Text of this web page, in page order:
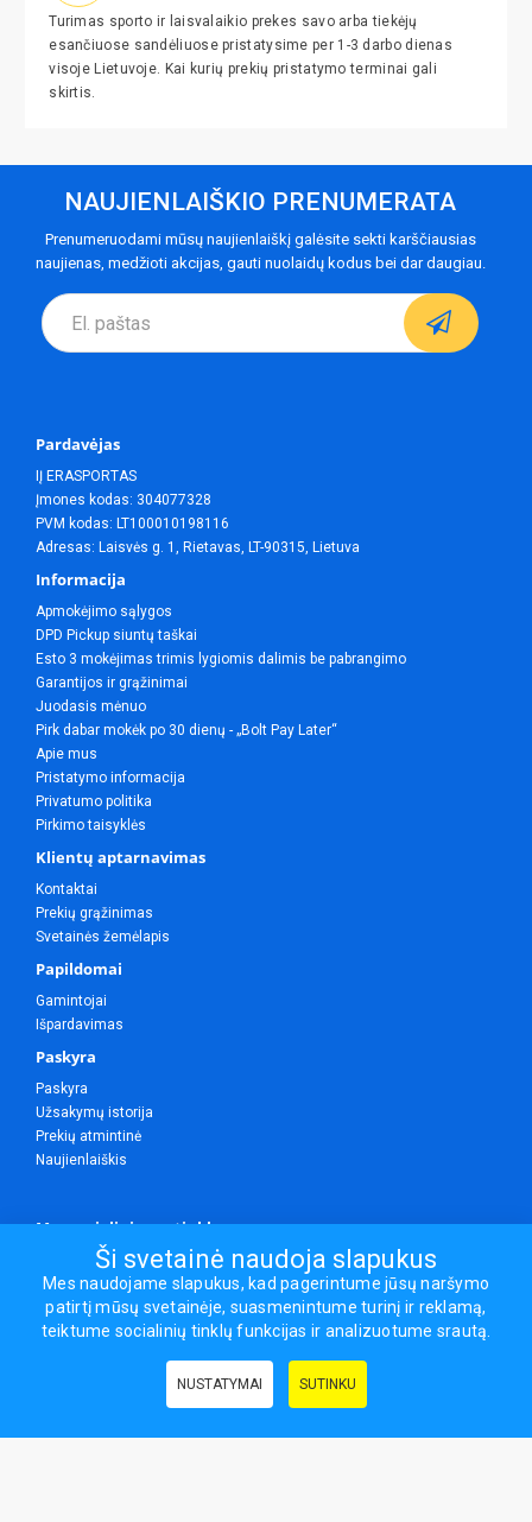
Turimas sporto ir laisvalaikio prekes savo arba tiekėjų
esančiuose sandėliuose pristatysime per 1-3 darbo dienas
visoje Lietuvoje. Kai kurių prekių pristatymo terminai gali
skirtis.
NAUJIENLAIŠKIO PRENUMERATA
Prenumeruodami mūsų naujienlaiškį galėsite sekti karščiausias
naujienas, medžioti akcijas, gauti nuolaidų kodus bei dar daugiau.
Pardavėjas
IĮ ERASPORTAS
Įmones kodas: 304077328
PVM kodas: LT100010198116
Adresas: Laisvės g. 1, Rietavas, LT-90315, Lietuva
Informacija
Apmokėjimo sąlygos
DPD Pickup siuntų taškai
Esto 3 mokėjimas trimis lygiomis dalimis be pabrangimo
Garantijos ir grąžinimai
Juodasis mėnuo
Pirk dabar mokėk po 30 dienų - „Bolt Pay Later“
Apie mus
Pristatymo informacija
Privatumo politika
Pirkimo taisyklės
Klientų aptarnavimas
Kontaktai
Prekių grąžinimas
Svetainės žemėlapis
Papildomai
Gamintojai
Išpardavimas
Paskyra
Paskyra
Užsakymų istorija
Prekių atmintinė
Naujienlaiškis
Mes socialiniuose tinkluose
Visos teisės saugomos.
Sporto ir laisvalaikio prekės, maisto papildai - erasportas.lt © 2026
Ši svetainė naudoja slapukus
Mes naudojame slapukus, kad pagerintume jūsų naršymo
patirtį mūsų svetainėje, suasmenintume turinį ir reklamą,
teiktume socialinių tinklų funkcijas ir analizuotume srautą.
NUSTATYMAI SUTINKU